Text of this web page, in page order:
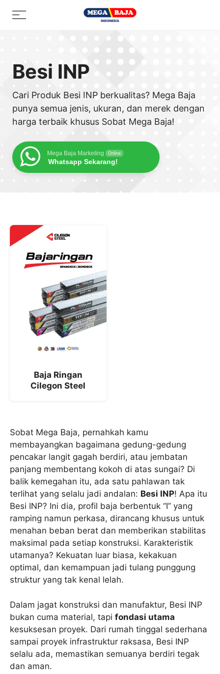
Menu
Besi INP
Cari Produk Besi INP berkualitas? Mega Baja
punya semua jenis, ukuran, dan merek dengan
harga terbaik khusus Sobat Mega Baja!
Mega Baja Marketing Online
Whatsapp Sekarang!
Baja Ringan
Cilegon Steel
Sobat Mega Baja, pernahkah kamu
membayangkan bagaimana gedung-gedung
pencakar langit gagah berdiri, atau jembatan
panjang membentang kokoh di atas sungai? Di
balik kemegahan itu, ada satu pahlawan tak
terlihat yang selalu jadi andalan: Besi INP! Apa itu
Besi INP? Ini dia, profil baja berbentuk “I” yang
ramping namun perkasa, dirancang khusus untuk
menahan beban berat dan memberikan stabilitas
maksimal pada setiap konstruksi. Karakteristik
utamanya? Kekuatan luar biasa, kekakuan
optimal, dan kemampuan jadi tulang punggung
struktur yang tak kenal lelah.
Dalam jagat konstruksi dan manufaktur, Besi INP
bukan cuma material, tapi fondasi utama
kesuksesan proyek. Dari rumah tinggal sederhana
sampai proyek infrastruktur raksasa, Besi INP
selalu ada, memastikan semuanya berdiri tegak
dan aman.